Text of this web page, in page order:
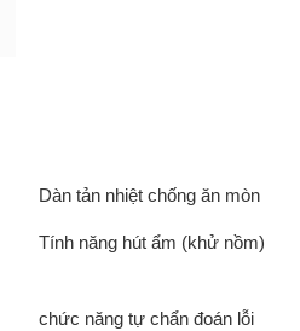
Dàn tản nhiệt chống ăn mòn
Tính năng hút ẩm (khử nồm)
chức năng tự chẩn đoán lỗi